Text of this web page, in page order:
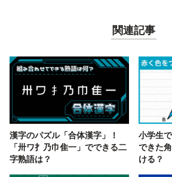
関連記事
漢字のパズル「合体漢字」！
「卅ワ扌乃巾隹一」でできる二
字熟語は？
小学生
できた
ける？